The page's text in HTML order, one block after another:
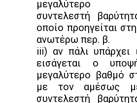
μεγαλύτερο
συντελεστή
οποίο προηγείται
ανωτέρω περ. β.
iii) αν πάλι υπάρχει
εισάγεται ο
μεγαλύτερο βαθμό
με τον αμέσως
συντελεστή